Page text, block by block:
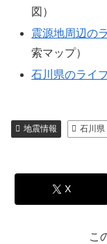
図）
震源地周辺の
索マップ）
石川県のライ
地震情報 石川県
X
こ